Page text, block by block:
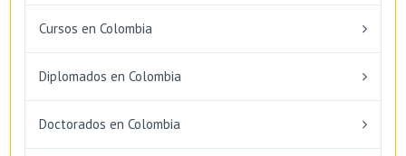
Cursos en Colombia
Diplomados en Colombia
Doctorados en Colombia